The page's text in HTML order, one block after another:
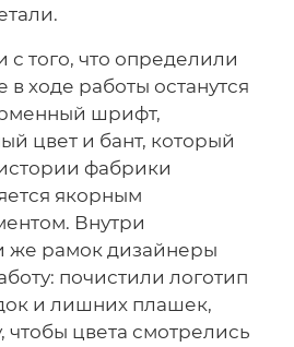
того, что определили
ходе работы останутся
шрифт,
цвет и бант, который
фабрики
якорным
Внутри
же рамок дизайнеры
почистили логотип
и лишних плашек,
чтобы цвета смотрелись